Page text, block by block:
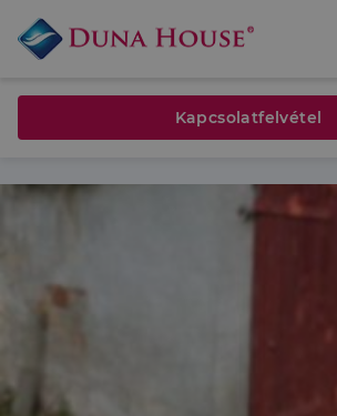
Kapcsolatfelvétel